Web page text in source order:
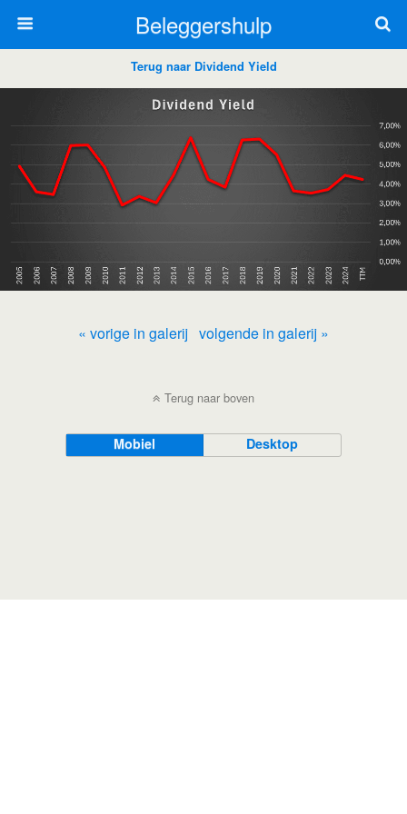
Beleggershulp
Terug naar Dividend Yield
« vorige in galerij volgende in galerij »
Terug naar boven
Mobiel Desktop